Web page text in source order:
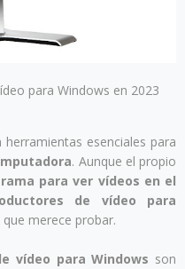
para Windows en 2023
herramientas esenciales para
. Aunque el propio
para ver vídeos en el
de vídeo para
merece probar.
vídeo para Windows son